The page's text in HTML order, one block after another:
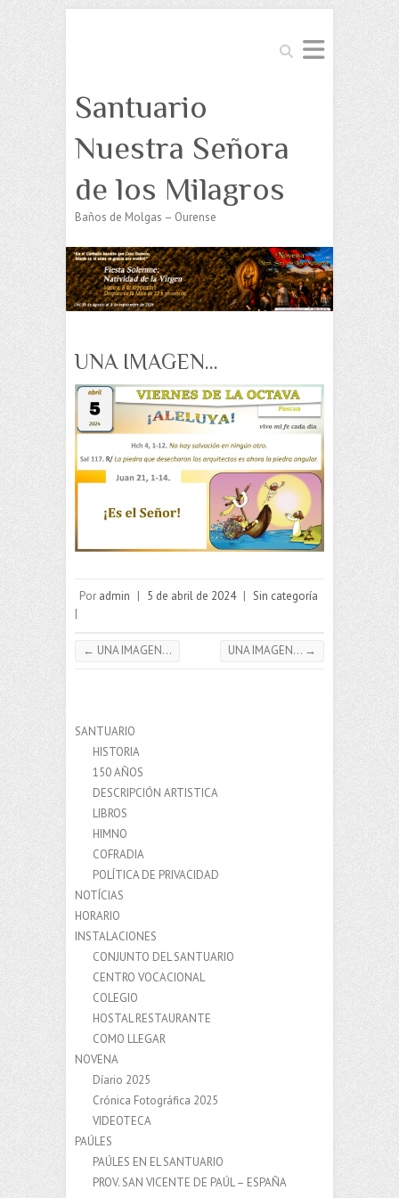
Buscar
Santuario
Nuestra Señora
de los Milagros
Baños de Molgas – Ourense
UNA IMAGEN…
Por admin | 5 de abril de 2024 | Sin categoría
|
← UNA IMAGEN… UNA IMAGEN… →
SANTUARIO
HISTORIA
150 AÑOS
DESCRIPCIÓN ARTISTICA
LIBROS
HIMNO
COFRADIA
POLÍTICA DE PRIVACIDAD
NOTÍCIAS
HORARIO
INSTALACIONES
CONJUNTO DEL SANTUARIO
CENTRO VOCACIONAL
COLEGIO
HOSTAL RESTAURANTE
COMO LLEGAR
NOVENA
Díario 2025
Crónica Fotográfica 2025
VIDEOTECA
PAÚLES
PAÚLES EN EL SANTUARIO
PROV. SAN VICENTE DE PAÚL – ESPAÑA